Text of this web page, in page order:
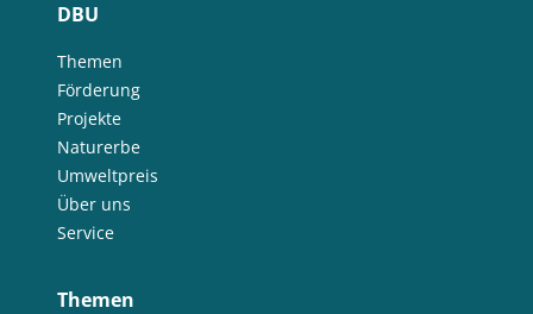
DBU
Themen
Förderung
Projekte
Naturerbe
Umweltpreis
Über uns
Service
Themen